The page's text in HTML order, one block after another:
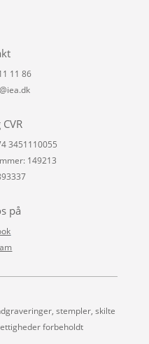
11 86
3451110055
149213
på
stempler, skilte
forbeholdt